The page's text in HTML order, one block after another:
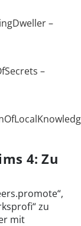
–
–
4: Zu
zu
mit